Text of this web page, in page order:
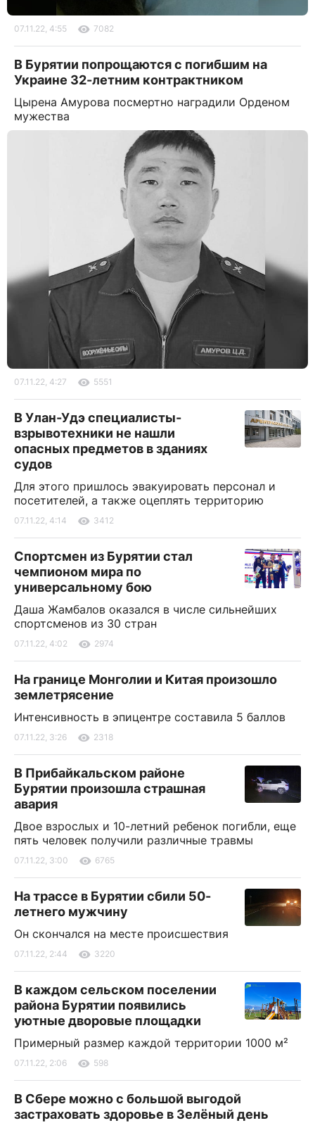
07.11.22, 4:55 7082
В Бурятии попрощаются с погибшим на
Украине 32-летним контрактником
Цырена Амурова посмертно наградили Орденом
мужества
07.11.22, 4:27 5551
В Улан-Удэ специалисты-
взрывотехники не нашли
опасных предметов в зданиях
судов
Для этого пришлось эвакуировать персонал и
посетителей, а также оцеплять территорию
07.11.22, 4:14 3412
Спортсмен из Бурятии стал
чемпионом мира по
универсальному бою
Даша Жамбалов оказался в числе сильнейших
спортсменов из 30 стран
07.11.22, 4:02 2974
На границе Монголии и Китая произошло
землетрясение
Интенсивность в эпицентре составила 5 баллов
07.11.22, 3:26 2318
В Прибайкальском районе
Бурятии произошла страшная
авария
Двое взрослых и 10-летний ребенок погибли, еще
пять человек получили различные травмы
07.11.22, 3:00 6765
На трассе в Бурятии сбили 50-
летнего мужчину
Он скончался на месте происшествия
07.11.22, 2:44 3220
В каждом сельском поселении
района Бурятии появились
уютные дворовые площадки
Примерный размер каждой территории 1000 м²
07.11.22, 2:06 598
В Сбере можно с большой выгодой
застраховать здоровье в Зелёный день